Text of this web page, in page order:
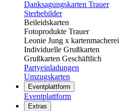
Danksagungskarten Trauer
Sterbebilder
Beileidskarten
Fotoprodukte Trauer
Leonie Jung x kartenmacherei
Individuelle Grußkarten
Grußkarten Geschäftlich
Partyeinladungen
Umzugskarten
Eventplattform
Eventplattform
Extras